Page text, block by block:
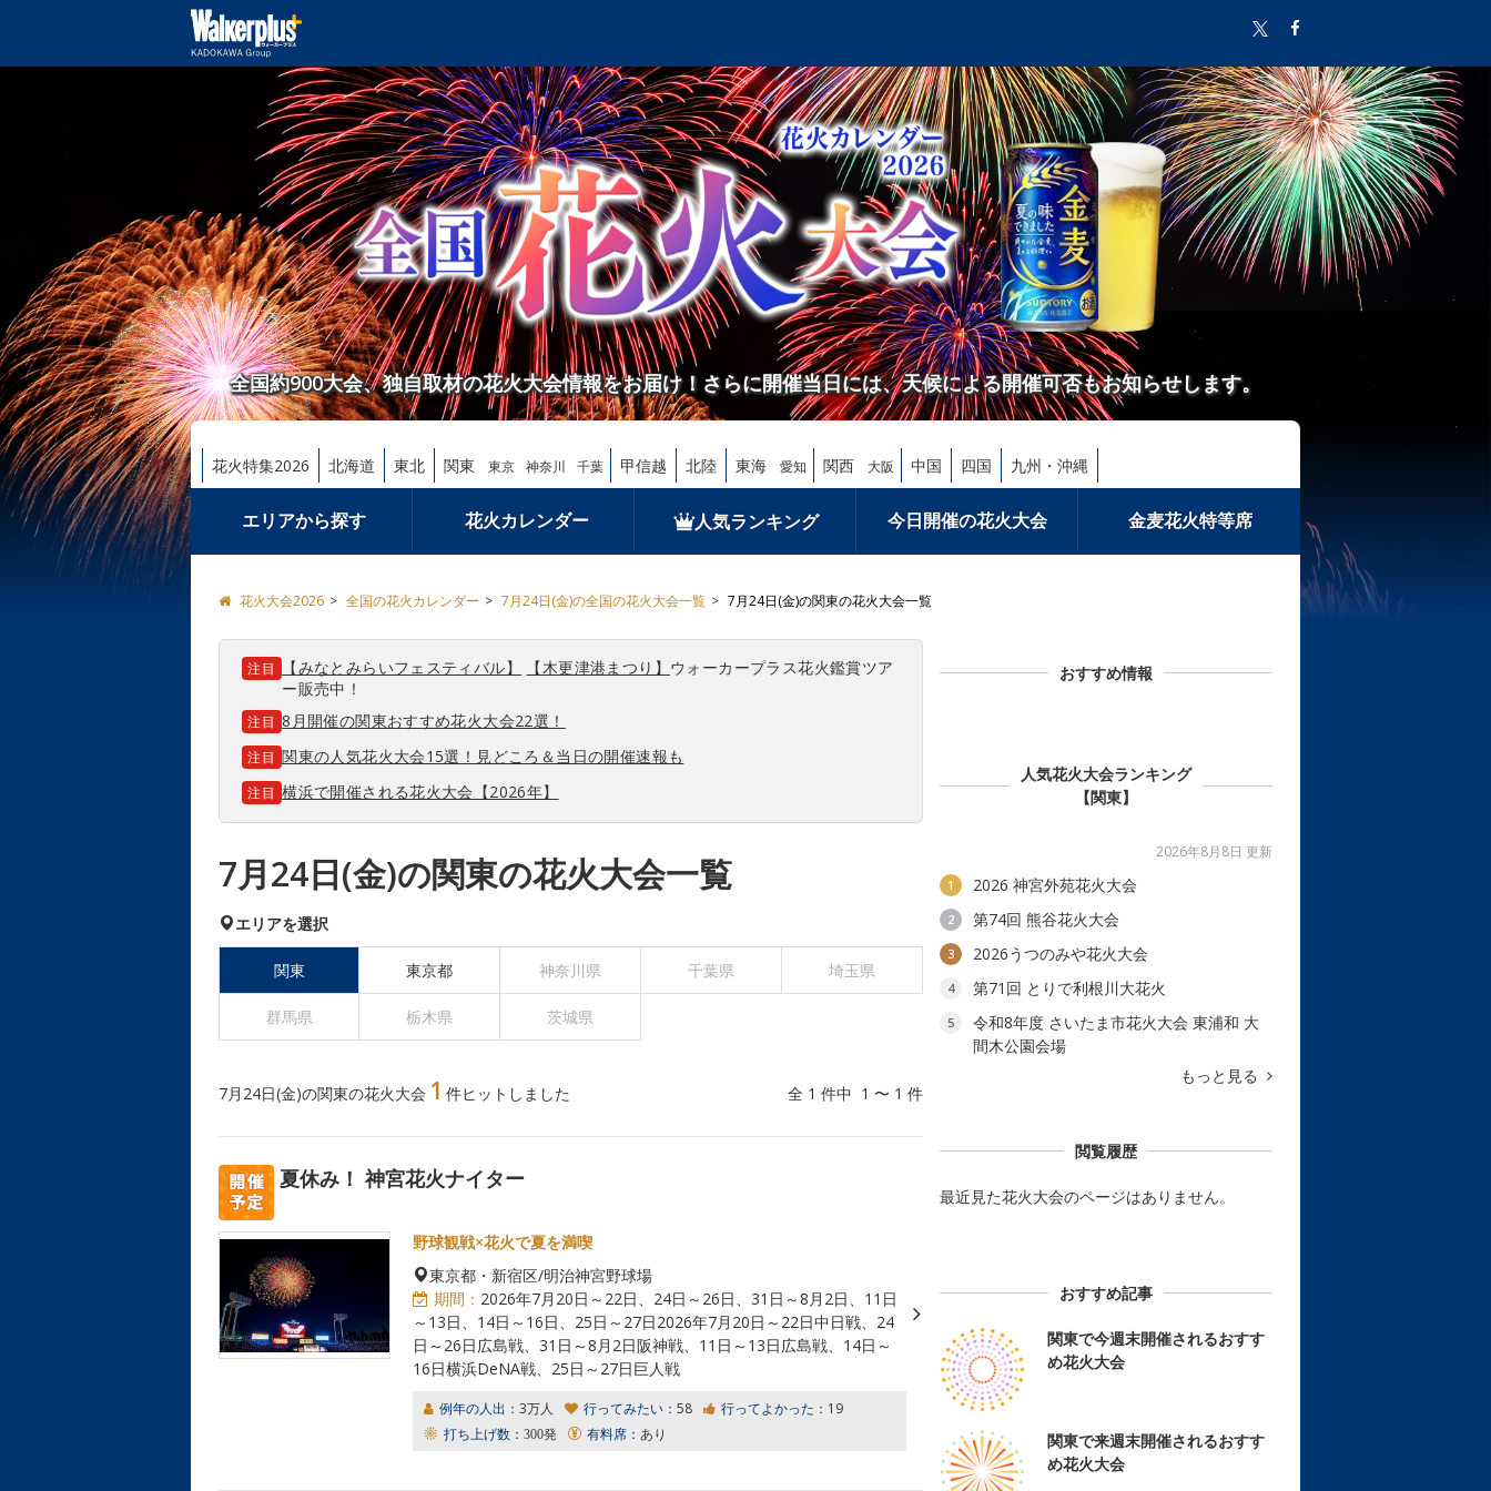
全国約900大会、独自取材の花火大会情報をお届け！さらに開催当日には、天候による開催可否もお知らせします。
花火特集2026 北海道 東北 関東 東京 神奈川 千葉 甲信越 北陸 東海 愛知 関西 大阪 中国 四国 九州・沖縄
エリアから探す 花火カレンダー 人気ランキング 今日開催の花火大会 金麦花火特等席
花火大会2026 全国の花火カレンダー 7月24日(金)の全国の花火大会一覧 7月24日(金)の関東の花火大会一覧
注目 【みなとみらいフェスティバル】 【木更津港まつり】 ウォーカープラス花火鑑賞ツア
ー販売中！
注目 8月開催の関東おすすめ花火大会22選！
注目 関東の人気花火大会15選！見どころ＆当日の開催速報も
注目 横浜で開催される花火大会【2026年】
7月24日(金)の関東の花火大会一覧
エリアを選択
関東 東京都 神奈川県 千葉県 埼玉県
群馬県 栃木県 茨城県
7月24日(金)の関東の花火大会 1 件ヒットしました 全 1 件中 1 〜 1 件
夏休み！ 神宮花火ナイター
野球観戦×花火で夏を満喫
東京都・新宿区/明治神宮野球場
期間： 2026年7月20日～22日、24日～26日、31日～8月2日、11日
～13日、14日～16日、25日～27日2026年7月20日～22日中日戦、24
日～26日広島戦、31日～8月2日阪神戦、11日～13日広島戦、14日～
16日横浜DeNA戦、25日～27日巨人戦
例年の人出： 3万人 行ってみたい： 58 行ってよかった： 19
打ち上げ数： 300発 有料席： あり
おすすめ情報
人気花火大会ランキング
【関東】
2026年8月8日 更新
1 2026 神宮外苑花火大会
2 第74回 熊谷花火大会
3 2026うつのみや花火大会
4 第71回 とりで利根川大花火
5
令和8年度 さいたま市花火大会 東浦和 大
間木公園会場
もっと見る
閲覧履歴
最近見た花火大会のページはありません。
おすすめ記事
関東で今週末開催されるおすす
め花火大会
関東で来週末開催されるおすす
め花火大会